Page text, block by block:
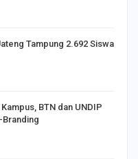
Tampung 2.692 Siswa
BTN dan UNDIP
Branding